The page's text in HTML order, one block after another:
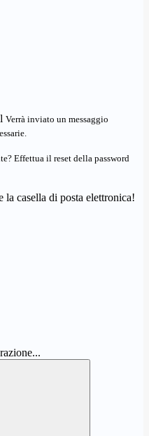
Verrà inviato un messaggio
Effettua il reset della password
casella di posta elettronica!